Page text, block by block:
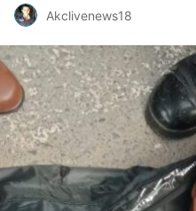
Akclivenews18